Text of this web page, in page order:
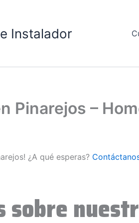
Instalador
Pinarejos –
¿A qué esperas?
sobre